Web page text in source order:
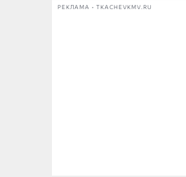
РЕКЛАМА • TKACHEVKMV.RU